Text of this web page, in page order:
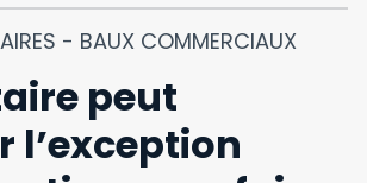
- BAUX COMMERCIAUX
peut
l’exception